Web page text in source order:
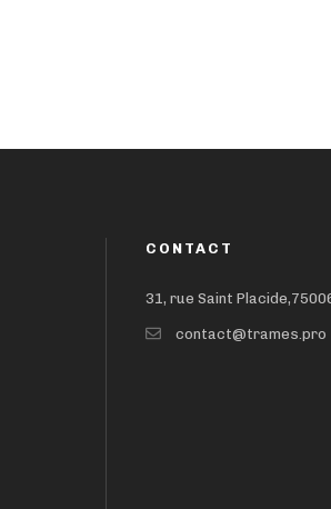
CONTACT
31, rue Saint
contact@trames.pro